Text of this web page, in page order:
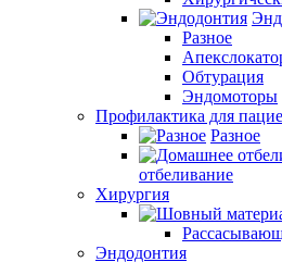
Разное
Обтурация
Эндомоторы
Профилактика для
Разное
отбеливание
Хирургия
Эндодонтия